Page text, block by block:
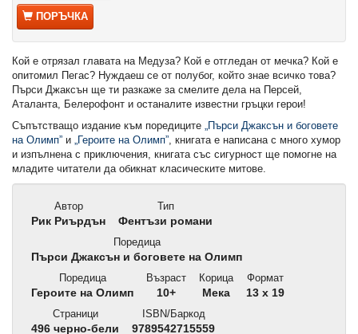
ПОРЪЧКА
Кой е отрязал главата на Медуза? Кой е отгледан от мечка? Кой е
опитомил Пегас? Нуждаеш се от полубог, който знае всичко това?
Пърси Джаксън ще ти разкаже за смелите дела на Персей,
Аталанта, Белерофонт и останалите известни гръцки герои!
Съпътстващо издание към поредиците „Пърси Джаксън и боговете
на Олимп” и „Героите на Олимп”, книгата е написана с много хумор
и изпълнена с приключения, книгата със сигурност ще помогне на
младите читатели да обикнат класическите митове.
Автор
Рик Риърдън
Тип
Фентъзи романи
Поредица
Пърси Джаксън и боговете на Олимп
Поредица
Героите на Олимп
Възраст
10+
Корица
Мека
Формат
13 x 19
Страници
496 черно-бели
ISBN/Баркод
9789542715559